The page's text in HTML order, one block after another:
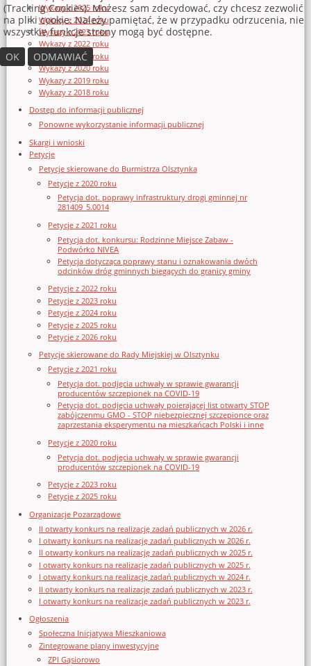
Wykazy z 2025 roku
Wykazy z 2024 roku
Wykazy z 2023 roku
Wykazy z 2022 roku
Wykazy z 2021 roku
Wykazy z 2020 roku
Wykazy z 2019 roku
Wykazy z 2018 roku
Dostęp do informacji publicznej
Ponowne wykorzystanie informacji publicznej
Skargi i wnioski
Petycje
Petycje skierowane do Burmistrza Olsztynka
Petycje z 2020 roku
Petycja dot. poprawy infrastruktury drogi gminnej nr
281409_5.0014
Petycje z 2021 roku
Petycja dot. konkursu: Rodzinne Miejsce Zabaw -
Podwórko NIVEA
Petycja dotycząca poprawy stanu i oznakowania dwóch
odcinków dróg gminnych biegących do granicy gminy
Petycje z 2022 roku
Petycje z 2023 roku
Petycje z 2024 roku
Petycje z 2025 roku
Petycje z 2026 roku
Petycje skierowane do Rady Miejskiej w Olsztynku
Petycje z 2021 roku
Petycja dot. podjęcia uchwały w sprawie gwarancji
producentów szczepionek na COVID-19
Petycja dot. podjęcia uchwały poierającej list otwarty STOP
zabójczenmu GMO - STOP niebezpiecznej szczepionce oraz
zaprzestania eksperymentu na mieszkańcach Polski i inne
Petycje z 2020 roku
Petycja dot. podjęcia uchwały w sprawie gwarancji
producentów szczepionek na COVID-19
Petycje z 2023 roku
Petycje z 2025 roku
Organizacje Pozarządowe
II otwarty konkurs na realizację zadań publicznych w 2026 r.
I otwarty konkurs na realizację zadań publicznych w 2026 r.
II otwarty konkurs na realizację zadań publicznych w 2025 r.
I otwarty konkurs na realizację zadań publicznych w 2025 r.
I otwarty konkurs na realizację zadań publicznych w 2024 r.
II otwarty konkurs na realizację zadań publicznych w 2023 r.
I otwarty konkurs na realizację zadań publicznych w 2023 r.
Ogłoszenia
Społeczna Inicjatywa Mieszkaniowa
Zintegrowane plany inwestycyjne
ZPI Gąsiorowo
(Tracking Cookies). Możesz sam zdecydować, czy chcesz zezwolić
na pliki cookie. Należy pamiętać, że w przypadku odrzucenia, nie
wszystkie funkcje strony mogą być dostępne.
OK
ODMAWIAĆ